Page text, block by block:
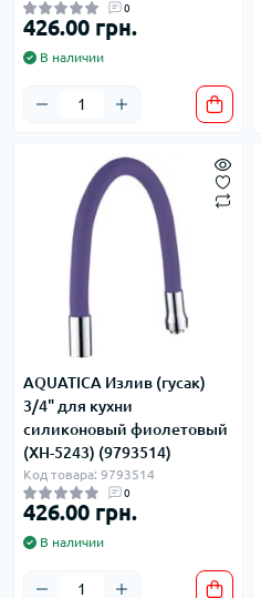
0
426.00 грн.
В наличии
AQUATICA Излив (гусак)
3/4" для кухни
силиконовый фиолетовый
(XH-5243) (9793514)
Код товара: 9793514
0
426.00 грн.
В наличии